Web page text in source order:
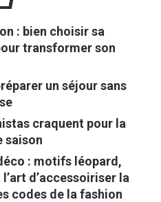
: bien choisir sa
transformer son
un séjour sans
craquent pour la
saison
: motifs léopard,
d’accessoiriser la
codes de la fashion